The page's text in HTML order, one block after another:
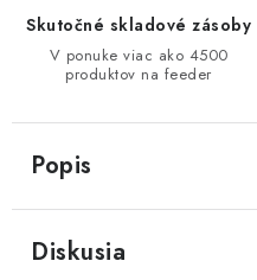
Skutočné skladové zásoby
V ponuke viac ako 4500
produktov na feeder
Popis
Diskusia